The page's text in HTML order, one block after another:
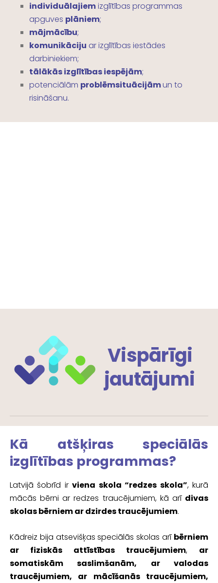
individuālajiemizglītības programmas
apguves plāniem;
mājmācību;
komunikāciju ar izglītības iestādes
darbiniekiem;
tālākās izglītības iespējām;
potenciālām problēmsituācijāmun to
risināšanu.
Vispārīgi
jautājumi
Kā atšķiras speciālās
izglītības programmas?
Latvijā šobrīd irviena skola “redzes skola”, kurā
mācās bērni ar redzes traucējumiem, kā arī divas
skolas bērniem ar dzirdes traucējumiem.
Kādreiz bija atsevišķas speciālās skolas arībērniem
ar fiziskās attīstības traucējumiem, ar
somatiskām saslimšanām, ar valodas
traucējumiem, ar mācīšanās traucējumiem,